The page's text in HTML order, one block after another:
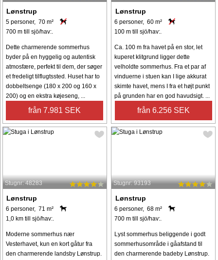
Lønstrup
5 personer, 70 m²
700 m till sjö/hav:.
Dette charmerende sommerhus
byder på en hyggelig og autentisk
atmosfære, perfekt til dem, der søger
et fredeligt tilflugtssted. Huset har to
dobbeltsenge (180 x 200 og 160 x
200) og en ekstra køjeseng, ...
från 7.981 SEK
Lønstrup
6 personer, 60 m²
100 m till sjö/hav:.
Ca. 100 m fra havet på en stor, let
kuperet klitgrund ligger dette
velholdte sommerhus. Fra et par af
vinduerne i stuen kan I lige akkurat
skimte havet, mens I fra et højt punkt
på grunden har en god havudsigt. ...
från 6.256 SEK
Stugnr: 48283
Lønstrup
6 personer, 71 m²
1,0 km till sjö/hav:.
Moderne sommerhus nær
Vesterhavet, kun en kort gåtur fra
den charmerende landsby Lønstrup.
Stugnr: 93193
Lønstrup
6 personer, 68 m²
700 m till sjö/hav:.
Lyst sommerhus beliggende i godt
sommerhusområde i gåafstand til
den charmerende badeby Lønstrup.